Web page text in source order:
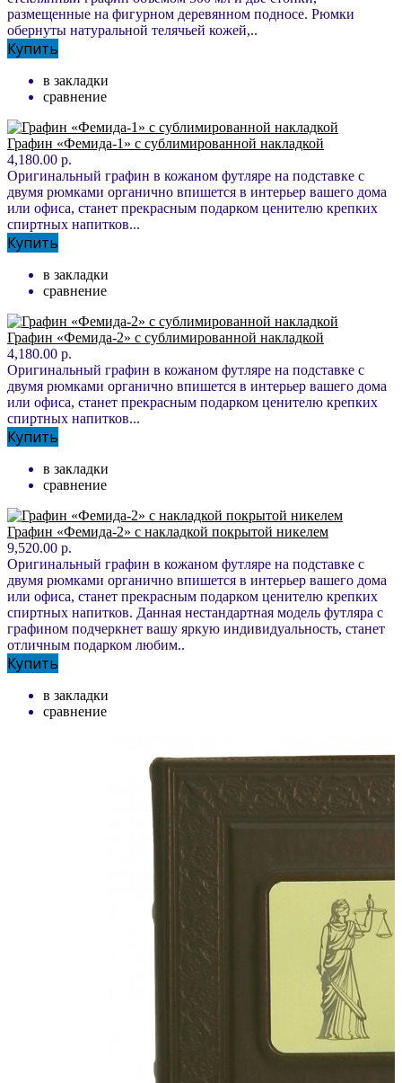
размещенные на фигурном деревянном подносе. Рюмки
обернуты натуральной телячьей кожей,..
Купить
в закладки
сравнение
Графин «Фемида-1» с сублимированной накладкой
4,180.00 р.
Оригинальный графин в кожаном футляре на подставке с
двумя рюмками органично впишется в интерьер вашего дома
или офиса, станет прекрасным подарком ценителю крепких
спиртных напитков...
Купить
в закладки
сравнение
Графин «Фемида-2» с сублимированной накладкой
4,180.00 р.
Оригинальный графин в кожаном футляре на подставке с
двумя рюмками органично впишется в интерьер вашего дома
или офиса, станет прекрасным подарком ценителю крепких
спиртных напитков...
Купить
в закладки
сравнение
Графин «Фемида-2» с накладкой покрытой никелем
9,520.00 р.
Оригинальный графин в кожаном футляре на подставке с
двумя рюмками органично впишется в интерьер вашего дома
или офиса, станет прекрасным подарком ценителю крепких
спиртных напитков. Данная нестандартная модель футляра с
графином подчеркнет вашу яркую индивидуальность, станет
отличным подарком любим..
Купить
в закладки
сравнение